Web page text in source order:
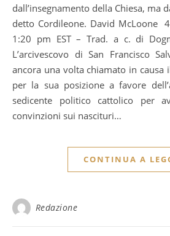
dall’insegnamento della Chiesa, ma
detto Cordileone. David McLoone
1:20 pm EST – Trad. a c. di
L’arcivescovo di San Francisco
ancora una volta chiamato in causa
per la sua posizione a favore
sedicente politico cattolico per
convinzioni sui nascituri…
CONTINUA A
Redazione